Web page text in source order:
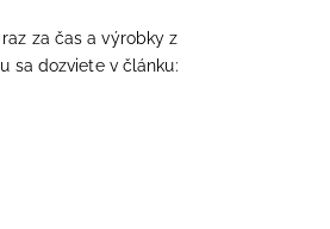
za čas a výrobky z
sa dozviete v článku: